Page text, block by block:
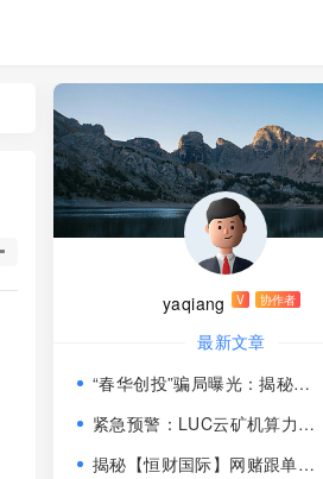
yaqiang V 协作者
最新文章
“春华创投”骗局曝光：揭秘项目盘的欺诈手法!
紧急预警：LUC云矿机算力项目风险激增，高额挖矿收益背后全是套路
揭秘【恒财国际】网赌跟单盘深度风险预警！